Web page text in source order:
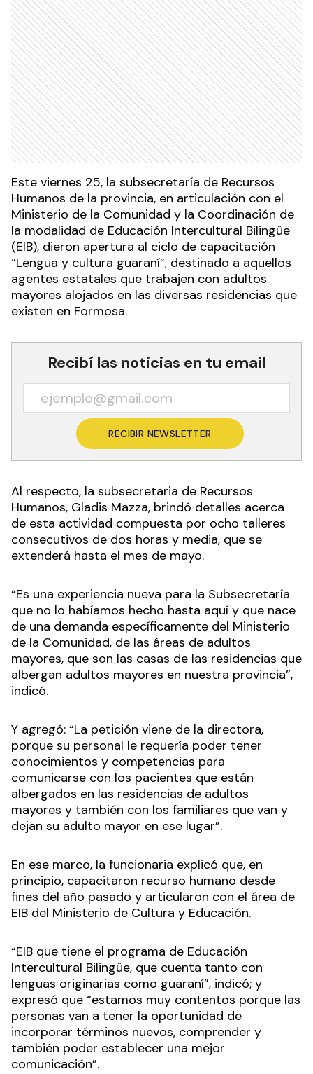
Este viernes 25, la subsecretaría de Recursos
Humanos de la provincia, en articulación con el
Ministerio de la Comunidad y la Coordinación de
la modalidad de Educación Intercultural Bilingüe
(EIB), dieron apertura al ciclo de capacitación
“Lengua y cultura guaraní”, destinado a aquellos
agentes estatales que trabajen con adultos
mayores alojados en las diversas residencias que
existen en Formosa.
Recibí las noticias en tu email
RECIBIR NEWSLETTER
Al respecto, la subsecretaria de Recursos
Humanos, Gladis Mazza, brindó detalles acerca
de esta actividad compuesta por ocho talleres
consecutivos de dos horas y media, que se
extenderá hasta el mes de mayo.
“Es una experiencia nueva para la Subsecretaría
que no lo habíamos hecho hasta aquí y que nace
de una demanda específicamente del Ministerio
de la Comunidad, de las áreas de adultos
mayores, que son las casas de las residencias que
albergan adultos mayores en nuestra provincia”,
indicó.
Y agregó: “La petición viene de la directora,
porque su personal le requería poder tener
conocimientos y competencias para
comunicarse con los pacientes que están
albergados en las residencias de adultos
mayores y también con los familiares que van y
dejan su adulto mayor en ese lugar”.
En ese marco, la funcionaria explicó que, en
principio, capacitaron recurso humano desde
fines del año pasado y articularon con el área de
EIB del Ministerio de Cultura y Educación.
“EIB que tiene el programa de Educación
Intercultural Bilingüe, que cuenta tanto con
lenguas originarias como guaraní”, indicó; y
expresó que “estamos muy contentos porque las
personas van a tener la oportunidad de
incorporar términos nuevos, comprender y
también poder establecer una mejor
comunicación”.